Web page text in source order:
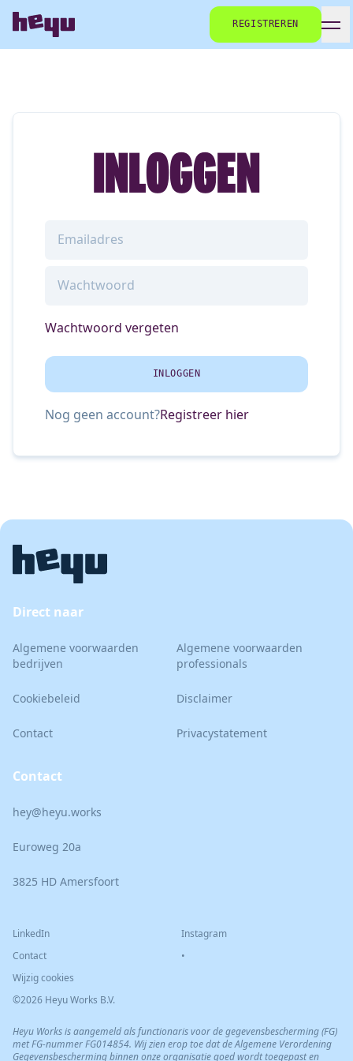
REGISTREREN
INLOGGEN
Wachtwoord vergeten
INLOGGEN
Nog geen account?Registreer hier
Direct naar
Algemene voorwaarden
bedrijven
Algemene voorwaarden
professionals
Cookiebeleid Disclaimer
Contact Privacystatement
Contact
hey@heyu.works
Euroweg 20a
3825 HD Amersfoort
©2026 Heyu Works B.V.
LinkedIn
Instagram
Contact
•
Wijzig cookies
Heyu Works is aangemeld als functionaris voor de gegevensbescherming (FG)
met FG-nummer FG014854. Wij zien erop toe dat de Algemene Verordening
Gegevensbescherming binnen onze organisatie goed wordt toegepast en